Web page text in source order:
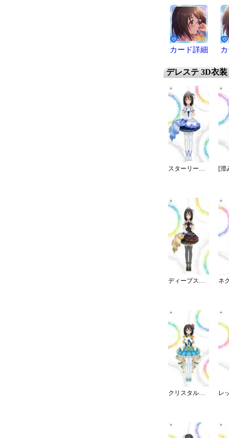
カード詳細
デレステ 3D衣装